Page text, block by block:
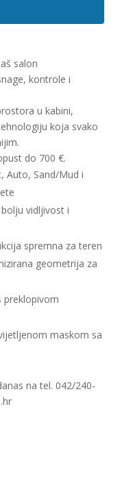
salon
kontrole i
u kabini,
koja svako
do 700 €.
Auto, Sand/Mud i
vidljivost i
spremna za teren
geometrija za
preklopivom
maskom sa
na tel. 042/240-